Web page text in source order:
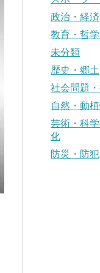
政治・経
教育・哲
未分類
歴史・郷土
社会問題
自然・動
芸術・科
化
防災・防犯